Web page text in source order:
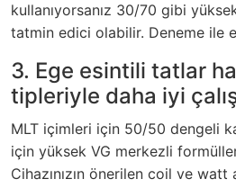
kullanıyorsanız 30/70 gibi
tatmin edici olabilir. Deneme ile
3. Ege esintili tatlar
tipleriyle daha iyi
MLT içimleri için 50/50 dengeli
için yüksek VG merkezli
Cihazınızın önerilen coil ve watt